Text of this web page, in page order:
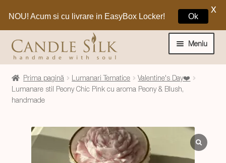
la
navigare
la
conținut
Meniu
Home
Craciun 🎁
Lumanari si decoratiuni
meniul
copil
Despre CandleSilk
Prima pagină Lumanari Tematice
Valentine's Day❤️
Lumanare stil Peony Chic Pink cu aroma Peony & Blush,
handmade
NOU! Acum si cu livrare in EasyBox Locker! Ok
X